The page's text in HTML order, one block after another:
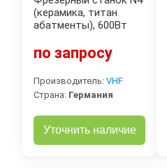
(керамика, титан
абатменты), 600Вт
по запросу
Производитель: VHF
Страна: Германия
Уточнить наличие